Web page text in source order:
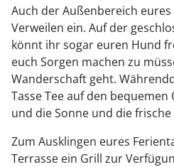
Auch der Außenbereich
Verweilen ein. Auf der
könnt ihr sogar euren Hund
euch Sorgen machen zu
Wanderschaft geht.
Tasse Tee auf den
und die Sonne und die
Zum Ausklingen eures
Terrasse ein Grill zur